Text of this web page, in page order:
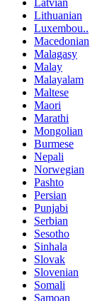
Latvian
Lithuanian
Luxembou..
Macedonian
Malagasy
Malay
Malayalam
Maltese
Maori
Marathi
Mongolian
Burmese
Nepali
Norwegian
Pashto
Persian
Punjabi
Serbian
Sesotho
Sinhala
Slovak
Slovenian
Somali
Samoan